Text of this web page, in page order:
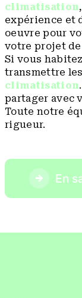
climatisation
expérience et
oeuvre pour
votre projet de
Si vous
transmettre
climatisation
partager avec
Toute notre
rigueur.
En